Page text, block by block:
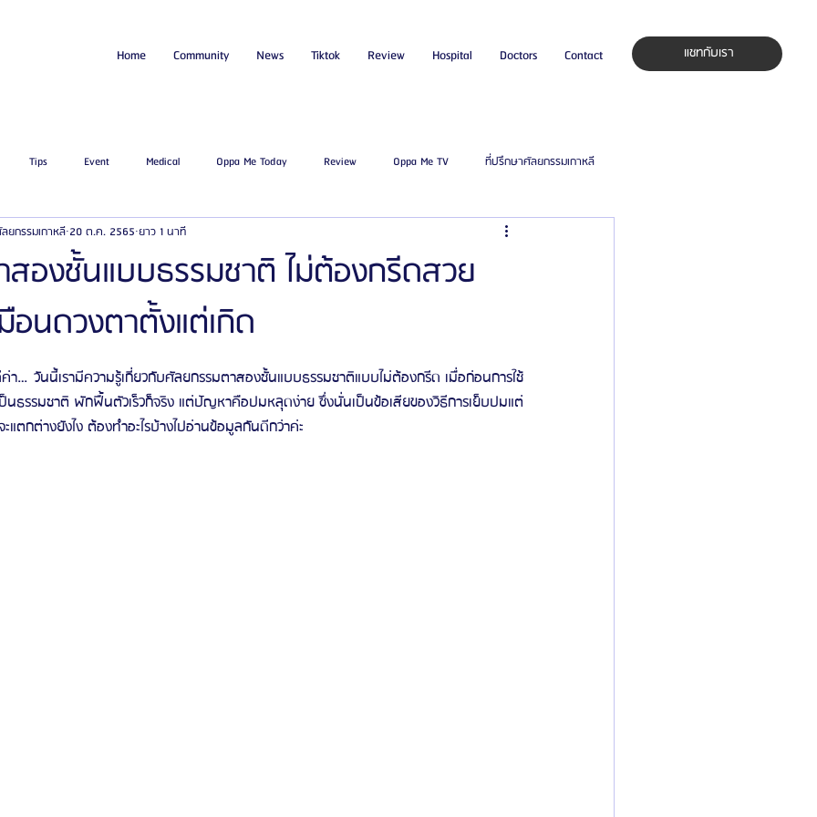
Home Community News Tiktok Review Hospital Doctors Contact แชทกับเรา
Tips Event Medical Oppa Me Today Review Oppa Me TV ที่ปรึกษาศัลยกรรมเกาหลี
ขมัน โรงพยาบาลศัลยกรรมเอท็อป ศัลยแพทย์ ประเทศเกาหลี
ศัลยกรรมจีเอ็นจี โรงพยาบาลศัลยกรรมอิมเมจอัพ
มมาอิน โรงพยาบาลศัลยกรรมนานะ โรงพยาบาลศัลยกรรมรูบี Certified Consultant คู่มือศัลยกรรม
องชั้นแบบธรรมชาติ ไม่ต้องกรีดสวย
อนดวงตาตั้งแต่เกิด
ยกรรมเกาหลี 20 ต.ค. 2565 ยาว 1 นาที
า…วันนี้เรามีความรู้เกี่ยวกับศัลยกรรมตาสองชั้นแบบธรรมชาติแบบไม่ต้องกรีด เมื่อก่อนการใช้
นธรรมชาติ พักฟื้นตัวเร็วก็จริง แต่ปัญหาคือปมหลุดง่าย ซึ่งนั่นเป็นข้อเสียของวิธีการเย็บปมแต่
แตกต่างยังไง ต้องทำอะไรบ้างไปอ่านข้อมูลกันดีกว่าค่ะ